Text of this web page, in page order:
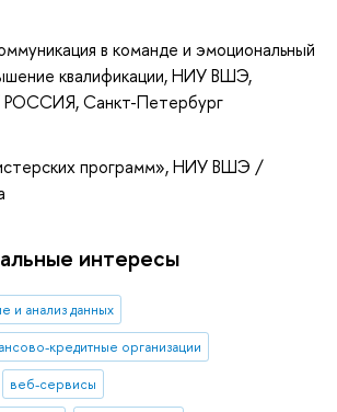
в команде и эмоциональный
квалификации, НИУ ВШЭ,
РОССИЯ, Санкт-Петербург
программ», НИУ ВШЭ /
интересы
и анализ данных
кредитные организации
веб-сервисы